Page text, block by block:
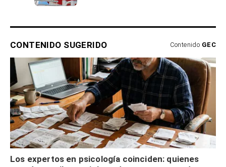
CONTENIDO SUGERIDO Contenido GEC
Los expertos en psicología coinciden: quienes